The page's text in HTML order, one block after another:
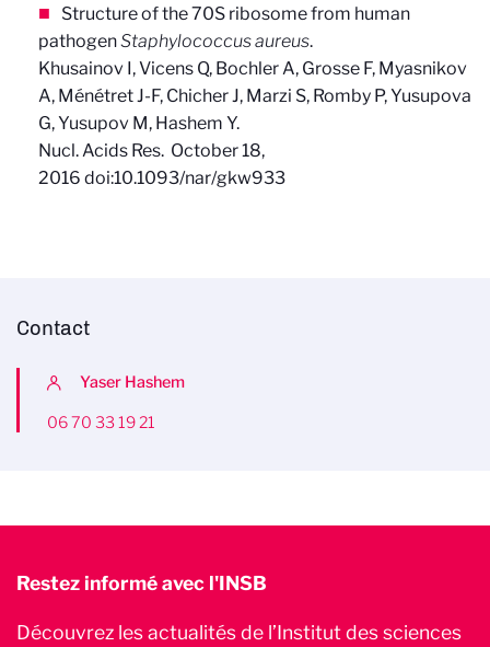
Structure of the 70S ribosome from human
pathogenStaphylococcus aureus.
Khusainov I, Vicens Q, Bochler A, Grosse F, Myasnikov
A, Ménétret J-F, Chicher J, Marzi S, Romby P, Yusupova
G, Yusupov M, Hashem Y.
Nucl. Acids Res. October 18,
2016 doi:10.1093/nar/gkw933
Contact
Yaser Hashem
06 70 33 19 21
Restez informé avec l'INSB
Découvrez les actualités de l’Institut des sciences